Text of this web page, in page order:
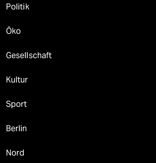
Politik
Öko
Gesellschaft
Kultur
Sport
Berlin
Nord